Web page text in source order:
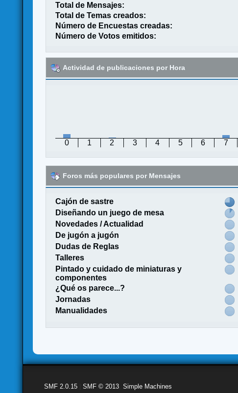
Total de Mensajes:
Total de Temas creados:
Número de Encuestas creadas:
Número de Votos emitidos:
Actividad de publicaciones por Hora
0 1 2 3 4 5 6 7
Foros más populares por Mensajes
Cajón de sastre
Diseñando un juego de mesa
Novedades / Actualidad
De jugón a jugón
Dudas de Reglas
Talleres
Pintado y cuidado de miniaturas y
componentes
¿Qué os parece...?
Jornadas
Manualidades
SMF 2.0.15 |SMF © 2013 ,Simple Machines